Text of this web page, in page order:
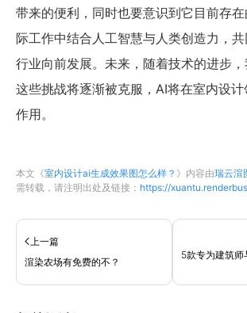
带来的便利，同时也要意识到它目前存
际工作中结合人工智慧与人类创造力，
行业向前发展。未来，随着技术的进步
这些挑战将逐渐被克服，AI将在室内设
作用。
本文《室内设计ai生成效果图怎么样？ 》内容由瑞云渲
需转载，请注明出处及链接： https://
上一篇
渲染农场有免费的不？
5款专为建筑师